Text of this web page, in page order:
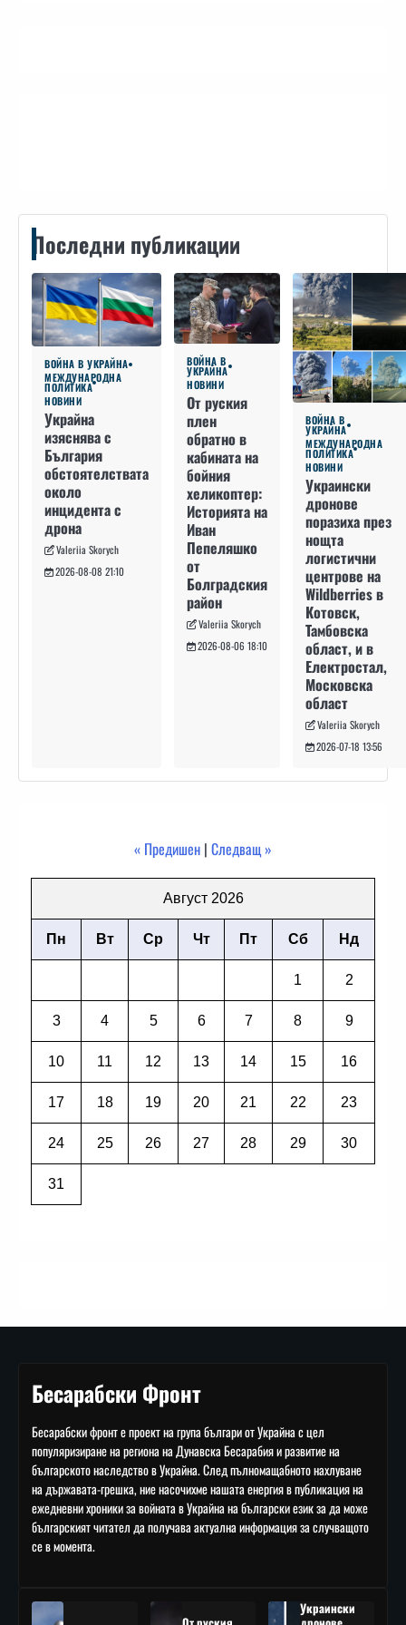
Последни публикации
ВОЙНА В УКРАЙНА
МЕЖДУНАРОДНА
ПОЛИТИКА
НОВИНИ
Украйна
изяснява с
България
обстоятелствата
около
инцидента с
дрона
Valeriia Skorych
2026-08-08 21:10
ВОЙНА В
УКРАЙНА
НОВИНИ
От руския
плен
обратно в
кабината на
бойния
хеликоптер:
Историята на
Иван
Пепеляшко
от
Болградския
район
Valeriia Skorych
2026-08-06 18:10
ВОЙНА В
УКРАЙНА
МЕЖДУНАРОДНА
ПОЛИТИКА
НОВИНИ
Украински
дронове
поразиха през
нощта
логистични
центрове на
Wildberries в
Котовск,
Тамбовска
област, и в
Електростал,
Московска
област
Valeriia Skorych
2026-07-18 13:56
« Предишен | Следващ »
Август 2026
Пн Вт Ср Чт Пт Сб Нд
1 2
3 4 5 6 7 8 9
10 11 12 13 14 15 16
17 18 19 20 21 22 23
24 25 26 27 28 29 30
31
Бесарабски Фронт
Бесарабски фронт е проект на група българи от Украйна с цел
популяризиране на региона на Дунавска Бесарабия и развитие на
българското наследство в Украйна. След пълномащабното нахлуване
на държавата-грешка, ние насочихме нашата енергия в публикация на
ежедневни хроники за войната в Украйна на български език за да може
българският читател да получава актуална информация за случващото
се в момента.
Украински